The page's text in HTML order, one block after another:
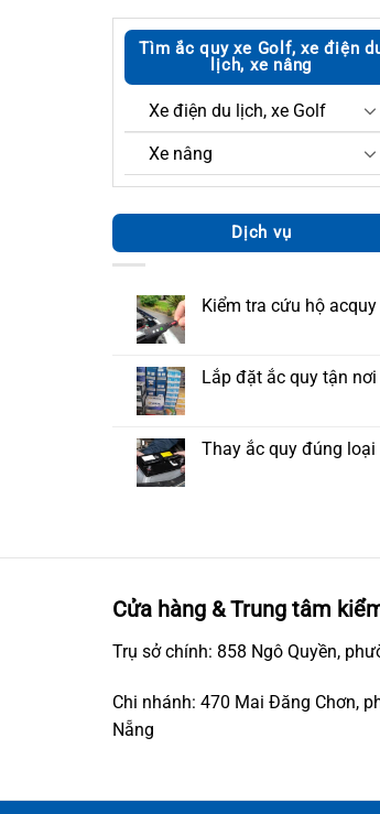
Tìm ắc quy xe Golf, xe điện
lịch, xe nâng
Xe điện du lịch, xe Golf
Xe nâng
Dịch vụ
Kiểm tra cứu hộ acquy
Lắp đặt ắc quy tận nơi
Thay ắc quy đúng loại
Cửa hàng & Trung tâm
Trụ sở chính: 858 Ngô Quyền,
Chi nhánh: 470 Mai Đăng Chơn,
Nẵng